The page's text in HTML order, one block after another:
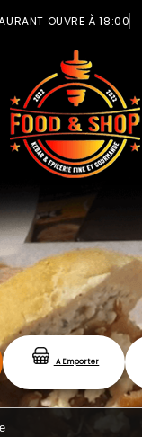
OUVRE À 18:00
A Emporter